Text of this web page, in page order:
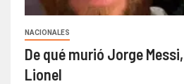
NACIONALES
De qué murió Jorge
Lionel